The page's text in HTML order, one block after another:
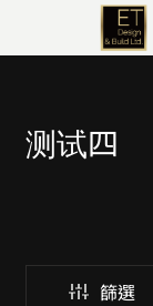
测试四
篩選